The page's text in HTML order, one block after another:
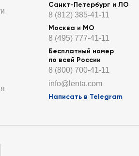
Санкт-Петербург и ЛО
8 (812) 385-41-11
Москва и МО
8 (495) 777-41-11
Бесплатный номер
по всей России
8 (800) 700-41-11
info@lenta.com
Написать в Telegram